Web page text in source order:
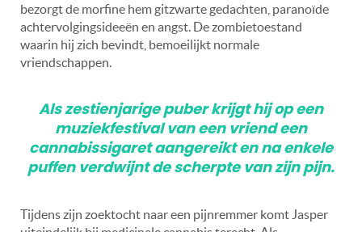
bezorgt de morfine hem gitzwarte gedachten, paranoïde
achtervolgingsideeën en angst. De zombietoestand
waarin hij zich bevindt, bemoeilijkt normale
vriendschappen.
Als zestienjarige puber krijgt hij op een
muziekfestival van een vriend een
cannabissigaret aangereikt en na enkele
puffen verdwijnt de scherpte van zijn pijn.
Tijdens zijn zoektocht naar een pijnremmer komt Jasper